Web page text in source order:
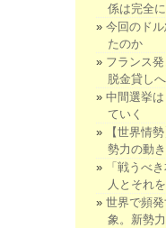
係は完全
今回のド
たのか
フランス
脱金貸しへ
中間選挙
ていく
【世界情
勢力の動き
「戦うべ
人とそれ
世界で頻
象。新勢